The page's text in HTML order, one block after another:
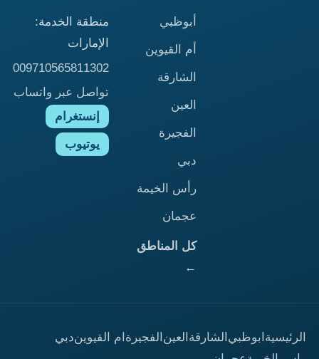
أبوظبي
أم القيوين
الشارقة
العين
الفجيرة
دبي
رأس الخيمة
عجمان
كل المناطق
←
منطقة الخدمة:
الإمارات
009710565811302
تواصل عبر واتساب
إنستغرام
يوتيوب
الرئيسية ابوظبي الشارقة العين الفجيرة ام القيويندبي